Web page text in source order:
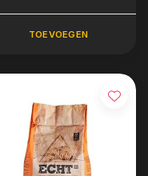
TOEVOEGEN